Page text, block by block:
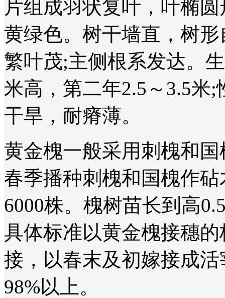
片组成羽状复叶，叶椭
黄绿色。树干墙直，树
繁叶茂;主侧根系发达。
米高，第二年2.5～3.5
干旱，耐瘠薄。
黄金槐一般采用刺槐和
春季播种刺槐和国槐作
6000株。槐树苗长到高
具体标准以黄金槐接穗
接，以春末及初嫁接成
98%以上。